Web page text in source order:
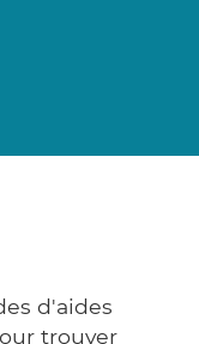
d'aides
trouver